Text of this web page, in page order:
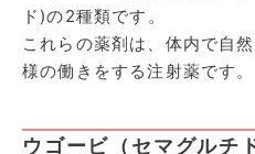
ド)の2種類です。
これらの薬剤は、体内で自
様の働きをする注射薬です。
ウゴービ（セマグルチ